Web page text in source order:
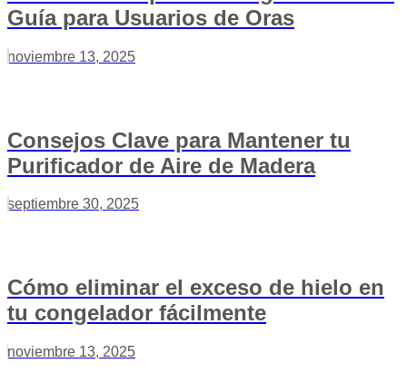
Guía para Usuarios de Oras
noviembre 13, 2025
Consejos Clave para Mantener tu
Purificador de Aire de Madera
septiembre 30, 2025
Cómo eliminar el exceso de hielo en
tu congelador fácilmente
noviembre 13, 2025